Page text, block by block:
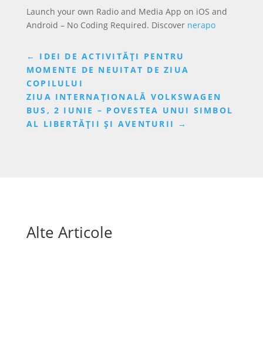
Launch your own Radio and Media App on iOS and
Android – No Coding Required. Discover nerapo
← IDEI DE ACTIVITĂȚI PENTRU
MOMENTE DE NEUITAT DE ZIUA
COPILULUI
ZIUA INTERNAȚIONALĂ VOLKSWAGEN
BUS, 2 IUNIE – POVESTEA UNUI SIMBOL
AL LIBERTĂȚII ȘI AVENTURII →
Alte Articole